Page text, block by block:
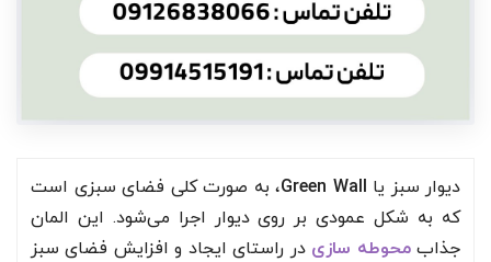
دیوار سبز یا Green Wall، به صورت کلی فضای سبزی است
که به شکل عمودی بر روی دیوار اجرا می‌شود. این المان
جذابمحوطه سازی در راستای ایجاد و افزایش فضای سبز